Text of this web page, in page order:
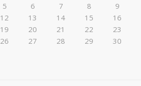
5 6 7 8
9
12 13 14 15
16
19 20 21 22
23
26 27 28 29
30